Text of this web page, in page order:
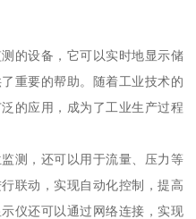
的设备，它可以实时地显示储
重要的帮助。随着工业技术的
的应用，成为了工业生产过程
测，还可以用于流量、压力等
联动，实现自动化控制，提高
仪还可以通过网络连接，实现